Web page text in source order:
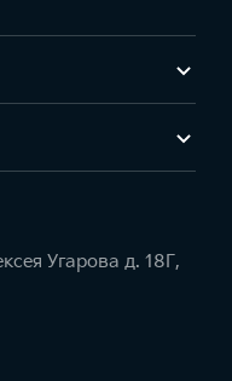
Угарова д. 18Г,